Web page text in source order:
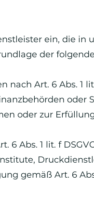
ein, die in
der
Art. 6 Abs. 1
oder
oder zur
6 Abs. 1 lit. f
gemäß Art. 6